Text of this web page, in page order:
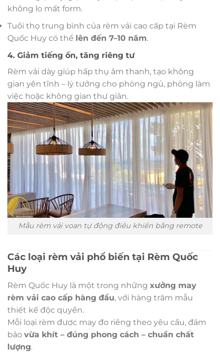
không lo mất form.
Tuổi thọ trung bình của rèm vải cao cấp tại Rèm
Quốc Huy có thể lên đến 7–10 năm.
4. Giảm tiếng ồn, tăng riêng tư
Rèm vải dày giúp hấp thụ âm thanh, tạo không
gian yên tĩnh – lý tưởng cho phòng ngủ, phòng làm
việc hoặc không gian thư giãn.
Mẫu rèm vải voan tự động điều khiển bằng remote
Các loại rèm vải phổ biến tại Rèm Quốc
Huy
Rèm Quốc Huy là một trong những xưởng may
rèm vải cao cấp hàng đầu, với hàng trăm mẫu
thiết kế độc quyền.
Mỗi loại rèm được may đo riêng theo yêu cầu, đảm
bảo vừa khít – đúng phong cách – chuẩn chất
lượng.